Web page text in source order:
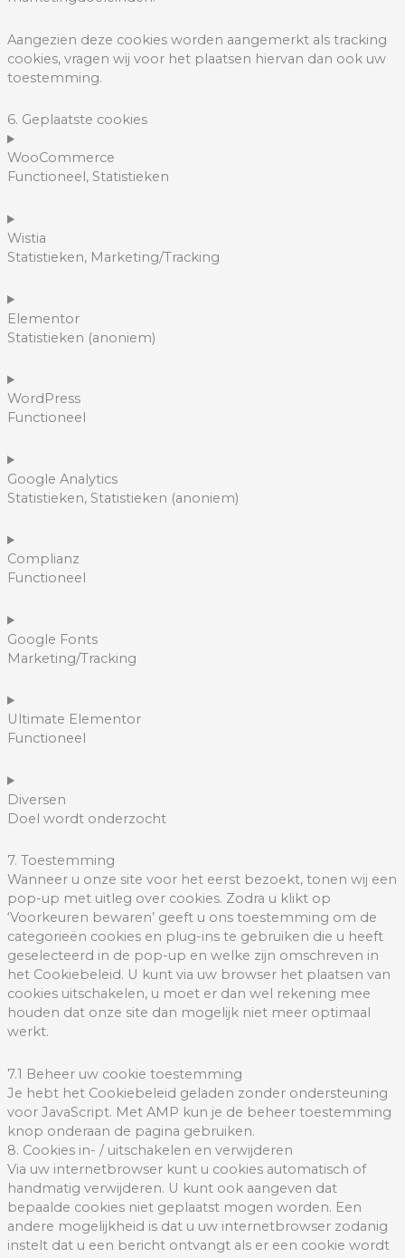
Aangezien deze cookies worden aangemerkt als tracking
cookies, vragen wij voor het plaatsen hiervan dan ook uw
toestemming.
6. Geplaatste cookies
WooCommerce
Functioneel, Statistieken
Wistia
Statistieken, Marketing/Tracking
Elementor
Statistieken (anoniem)
WordPress
Functioneel
Google Analytics
Statistieken, Statistieken (anoniem)
Complianz
Functioneel
Google Fonts
Marketing/Tracking
Ultimate Elementor
Functioneel
Diversen
Doel wordt onderzocht
7. Toestemming
Wanneer u onze site voor het eerst bezoekt, tonen wij een
pop-up met uitleg over cookies. Zodra u klikt op
‘Voorkeuren bewaren’ geeft u ons toestemming om de
categorieën cookies en plug-ins te gebruiken die u heeft
geselecteerd in de pop-up en welke zijn omschreven in
het Cookiebeleid. U kunt via uw browser het plaatsen van
cookies uitschakelen, u moet er dan wel rekening mee
houden dat onze site dan mogelijk niet meer optimaal
werkt.
7.1 Beheer uw cookie toestemming
Je hebt het Cookiebeleid geladen zonder ondersteuning
voor JavaScript. Met AMP kun je de beheer toestemming
knop onderaan de pagina gebruiken.
8. Cookies in- / uitschakelen en verwijderen
Via uw internetbrowser kunt u cookies automatisch of
handmatig verwijderen. U kunt ook aangeven dat
bepaalde cookies niet geplaatst mogen worden. Een
andere mogelijkheid is dat u uw internetbrowser zodanig
instelt dat u een bericht ontvangt als er een cookie wordt